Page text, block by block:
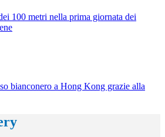
100 metri nella prima giornata dei
bianconero a Hong Kong grazie alla